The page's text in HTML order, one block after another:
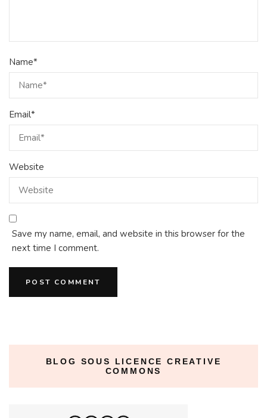
Name*
Email*
Website
Save my name, email, and website in this browser for the
next time I comment.
BLOG SOUS LICENCE CREATIVE
COMMONS